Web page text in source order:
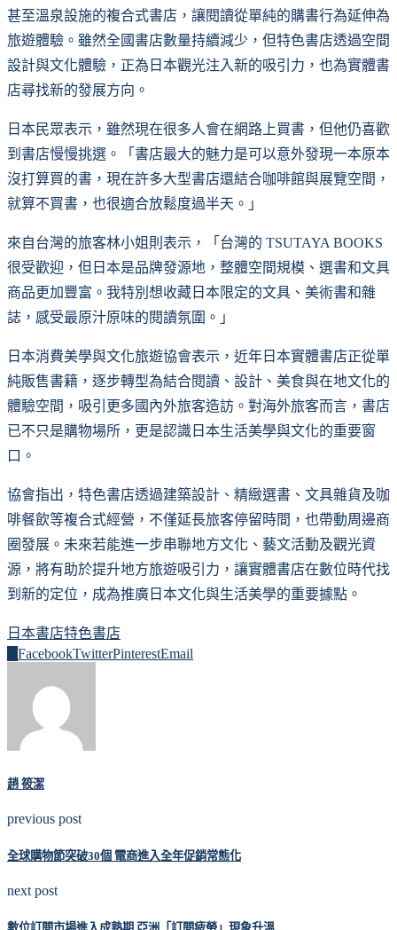
甚至溫泉設施的複合式書店，讓閱讀從單純的購書行為延伸為
旅遊體驗。雖然全國書店數量持續減少，但特色書店透過空間
設計與文化體驗，正為日本觀光注入新的吸引力，也為實體書
店尋找新的發展方向。
日本民眾表示，雖然現在很多人會在網路上買書，但他仍喜歡
到書店慢慢挑選。「書店最大的魅力是可以意外發現一本原本
沒打算買的書，現在許多大型書店還結合咖啡館與展覽空間，
就算不買書，也很適合放鬆度過半天。」
來自台灣的旅客林小姐則表示，「台灣的 TSUTAYA BOOKS
很受歡迎，但日本是品牌發源地，整體空間規模、選書和文具
商品更加豐富。我特別想收藏日本限定的文具、美術書和雜
誌，感受最原汁原味的閱讀氛圍。」
日本消費美學與文化旅遊協會表示，近年日本實體書店正從單
純販售書籍，逐步轉型為結合閱讀、設計、美食與在地文化的
體驗空間，吸引更多國內外旅客造訪。對海外旅客而言，書店
已不只是購物場所，更是認識日本生活美學與文化的重要窗
口。
協會指出，特色書店透過建築設計、精緻選書、文具雜貨及咖
啡餐飲等複合式經營，不僅延長旅客停留時間，也帶動周邊商
圈發展。未來若能進一步串聯地方文化、藝文活動及觀光資
源，將有助於提升地方旅遊吸引力，讓實體書店在數位時代找
到新的定位，成為推廣日本文化與生活美學的重要據點。
日本書店特色書店
FacebookTwitterPinterestEmail
趙 筱潔
previous post
全球購物節突破30個 電商進入全年促銷常態化
next post